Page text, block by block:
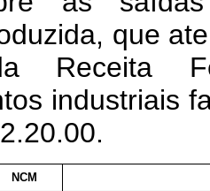
que
Receita
industriais
NCM